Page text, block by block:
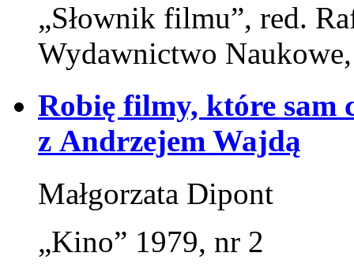
„Słownik filmu”, red.
Wydawnictwo
Robię filmy, które sam
z Andrzejem Wajdą
Małgorzata Dipont
„Kino” 1979, nr 2